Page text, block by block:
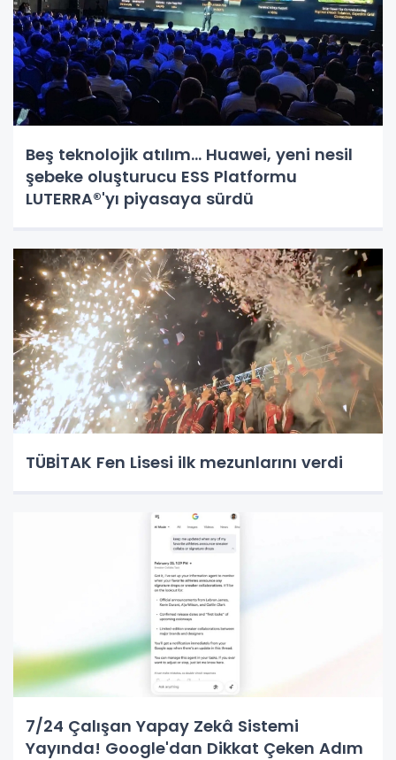
Beş teknolojik atılım... Huawei, yeni nesil
şebeke oluşturucu ESS Platformu
LUTERRA®'yı piyasaya sürdü
TÜBİTAK Fen Lisesi ilk mezunlarını verdi
7/24 Çalışan Yapay Zekâ Sistemi
Yayında! Google'dan Dikkat Çeken Adım